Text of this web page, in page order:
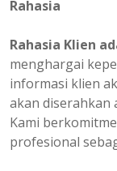
Rahasia
Rahasia Klien
menghargai
informasi klien
akan diserahkan
Kami
profesional